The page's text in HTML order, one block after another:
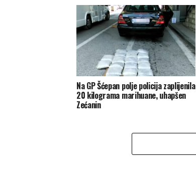
Na GP Šćepan polje policija zaplijenila
20 kilograma marihuane, uhapšen
Zećanin